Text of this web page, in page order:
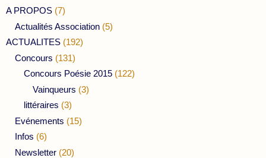
A PROPOS (7)
Actualités Association (5)
ACTUALITES (192)
Concours (131)
Concours Poésie 2015 (122)
Vainqueurs (3)
littéraires (3)
Evénements (15)
Infos (6)
Newsletter (20)